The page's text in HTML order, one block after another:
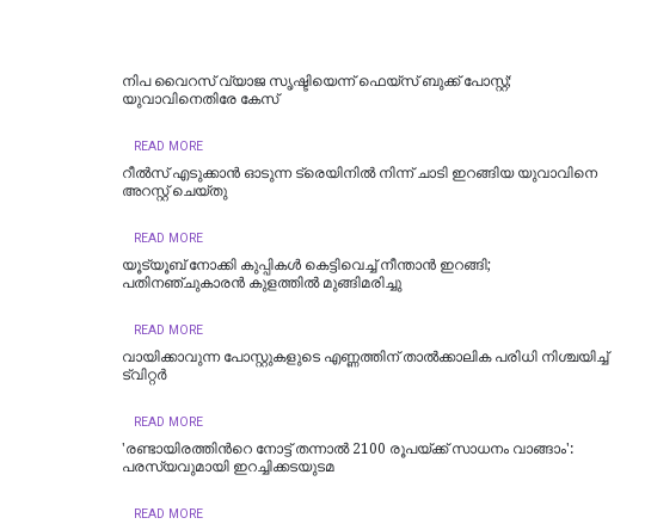
നിപ വൈറസ് വ്യാജ സൃഷ്ടിയെന്ന് ഫെയ്സ് ബുക്ക് പോസ്റ്റ്;
യുവാവിനെതിരേ കേസ്
READ MORE
റീല്‍സ് എടുക്കാൻ ഓടുന്ന ട്രെയിനിൽ നിന്ന് ചാടി ഇറങ്ങിയ യുവാവിനെ
അറസ്റ്റ് ചെയ്തു
READ MORE
യൂട്യൂബ് നോക്കി കുപ്പികൾ കെട്ടിവെച്ച് നീന്താൻ ഇറങ്ങി;
പതിനഞ്ചുകാരൻ കുളത്തിൽ മുങ്ങിമരിച്ചു
READ MORE
വാ​യി​ക്കാ​വു​ന്ന പോ​സ്റ്റു​ക​ളു​ടെ എ​ണ്ണ​ത്തി​ന് താ​ൽ​ക്കാ​ലി​ക പ​രി​ധി നി​ശ്ച​യി​ച്ച്
ട്വിറ്റർ
READ MORE
'രണ്ടായിരത്തിന്‍റെ നോട്ട് തന്നാൽ 2100 രൂപയ്‍ക്ക് സാധനം വാങ്ങാം':
പരസ്യവുമായി ഇറച്ചിക്കടയുടമ
READ MORE